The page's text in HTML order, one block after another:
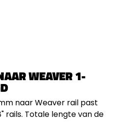
WEAVER 1-
naar Weaver rail past
rails. Totale lengte van de